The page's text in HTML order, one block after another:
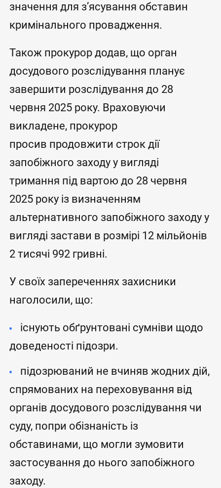
значення для з’ясування обставин
кримінального провадження.
Також прокурор додав, що орган
досудового розслідування планує
завершити розслідування до 28
червня 2025 року. Враховуючи
викладене, прокурор
просив продовжити строк дії
запобіжного заходу у вигляді
тримання під вартою до 28 червня
2025 року із визначенням
альтернативного запобіжного заходу у
вигляді застави в розмірі 12 мільйонів
2 тисячі 992 гривні.
У своїх запереченнях захисники
наголосили, що:
існують обґрунтовані сумніви щодо
доведеності підозри.
підозрюваний не вчиняв жодних дій,
спрямованих на переховування від
органів досудового розслідування чи
суду, попри обізнаність із
обставинами, що могли зумовити
застосування до нього запобіжного
заходу.